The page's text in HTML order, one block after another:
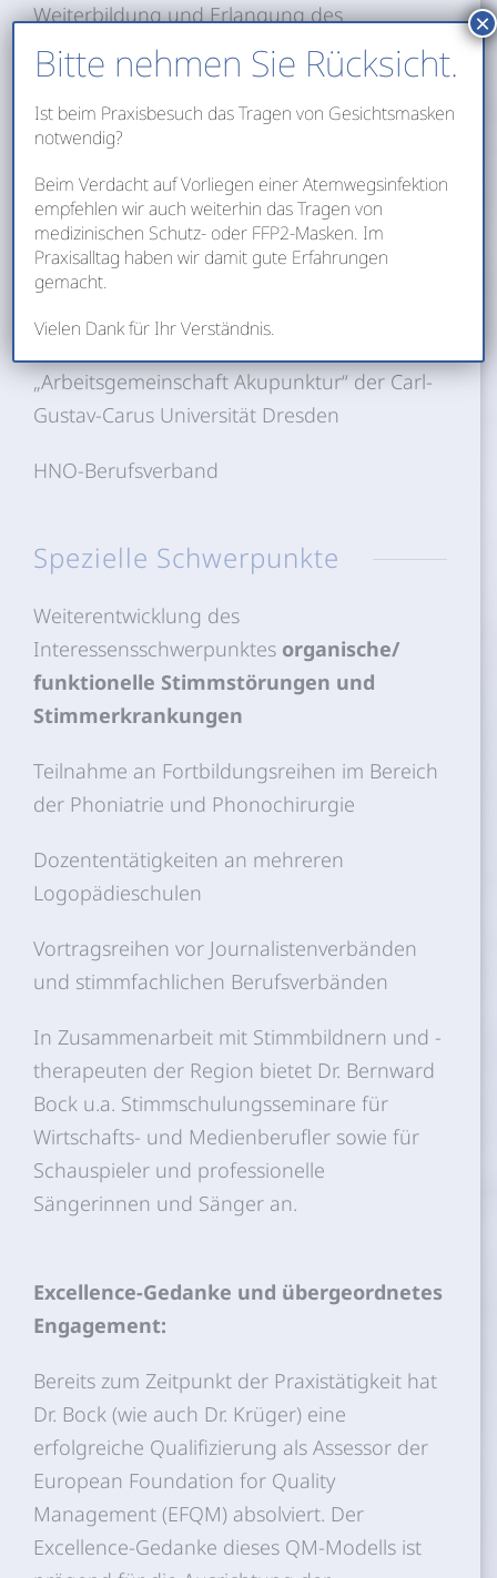
Weiterbildung und Erlangung des
Zertifikates „Psychosomatische
Grundversorgung“
2011
Weiterbildung und Erlangung des
Zertifikates „Audiologie/Neurootologie (BV
HNO)“
Mitgliedschaften
„Arbeitsgemeinschaft Akupunktur“ der Carl-
Gustav-Carus Universität Dresden
HNO-Berufsverband
Spezielle Schwerpunkte
Weiterentwicklung des
Interessensschwerpunktes organische/
funktionelle Stimmstörungen und
Stimmerkrankungen
Teilnahme an Fortbildungsreihen im Bereich
der Phoniatrie und Phonochirurgie
Dozententätigkeiten an mehreren
Logopädieschulen
Vortragsreihen vor Journalistenverbänden
und stimmfachlichen Berufsverbänden
In Zusammenarbeit mit Stimmbildnern und -
therapeuten der Region bietet Dr. Bernward
Bock u.a. Stimmschulungsseminare für
Wirtschafts- und Medienberufler sowie für
Schauspieler und professionelle
Sängerinnen und Sänger an.
Excellence-Gedanke und übergeordnetes
Engagement:
Bereits zum Zeitpunkt der Praxistätigkeit hat
Dr. Bock (wie auch Dr. Krüger) eine
erfolgreiche Qualifizierung als Assessor der
European Foundation for Quality
Management (EFQM) absolviert. Der
Excellence-Gedanke dieses QM-Modells ist
Bitte nehmen Sie Rücksicht.
Ist beim Praxisbesuch das Tragen von Gesichtsmasken
notwendig?
Beim Verdacht auf Vorliegen einer Atemwegsinfektion
empfehlen wir auch weiterhin das Tragen von
medizinischen Schutz- oder FFP2-Masken. Im
Praxisalltag haben wir damit gute Erfahrungen
gemacht.
Vielen Dank für Ihr Verständnis.
×